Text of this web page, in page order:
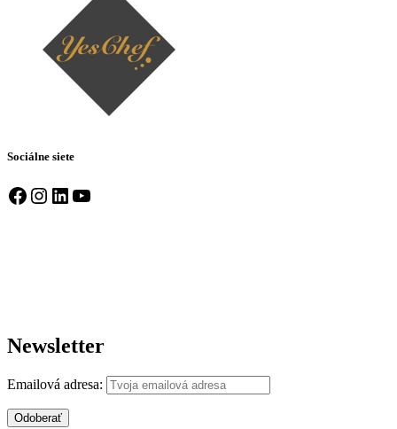
Sociálne siete
Facebook Instagram LinkedIn YouTube
Newsletter
Emailová adresa: